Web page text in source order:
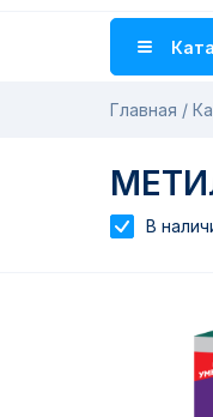
Главная
В